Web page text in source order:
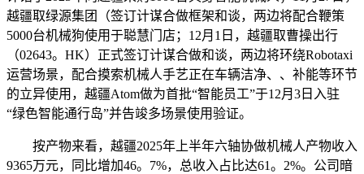
越疆取绿源集团（签订计谋合做框架和谈，两边将配合鞭策
5000台机械狗使用于聪慧门店；12月1日，越疆取曹操出行
（02643。HK）正式签订计谋合做和谈，两边将环绕Robotaxi
运营场景，配合摸索机械人手艺正在车辆洁净、、补能等环节
的立异使用，越疆Atom做为首批“智能员工”于12月3日入驻
“绿色智能通行岛”并告竣多场景使用验证。
按产物来看，越疆2025年上半年六轴协做机械人产物收入
9365万元，同比增加46。7%，总收入占比达61。2%。公司暗